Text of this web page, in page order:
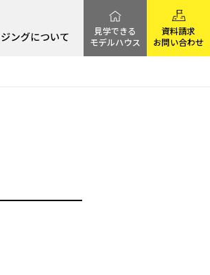
ングについて
見学できる
モデルハウス
資料請求
お問い合わせ